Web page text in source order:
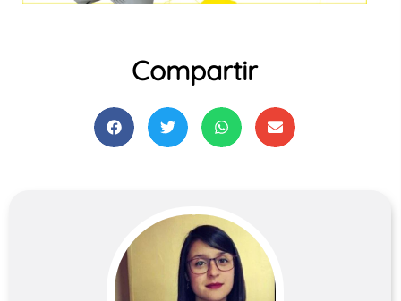
Compartir